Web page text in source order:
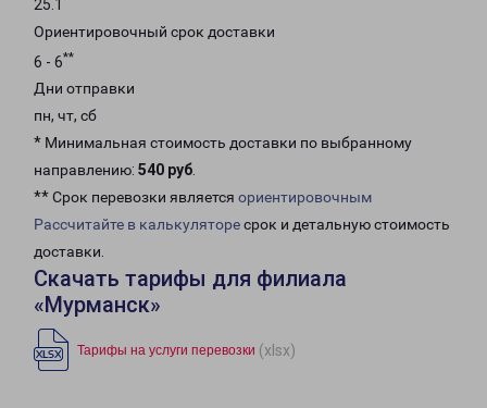
25.1
Ориентировочный срок доставки
6 - 6**
Дни отправки
пн, чт, сб
* Минимальная стоимость доставки по выбранному
направлению: 540 руб.
** Срок перевозки является ориентировочным
Рассчитайте в калькуляторесрок и детальную стоимость
доставки.
Скачать тарифы для филиала
«Мурманск»
Тарифы на услуги перевозки (xlsx)